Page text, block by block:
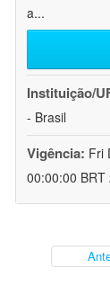
a...
Instituição/
- Brasil
Vigência: Fri
00:00:00 BRT